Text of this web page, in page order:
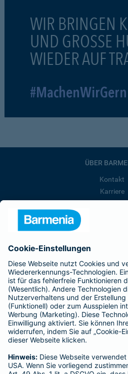
WIR BRINGEN
UND GROSSE
WIEDER AUF
#MachenWirGern
ÜBER
Kontakt
Karriere
Barmenia ist Teil der
BELIEBTE
Kranken-
Adresse